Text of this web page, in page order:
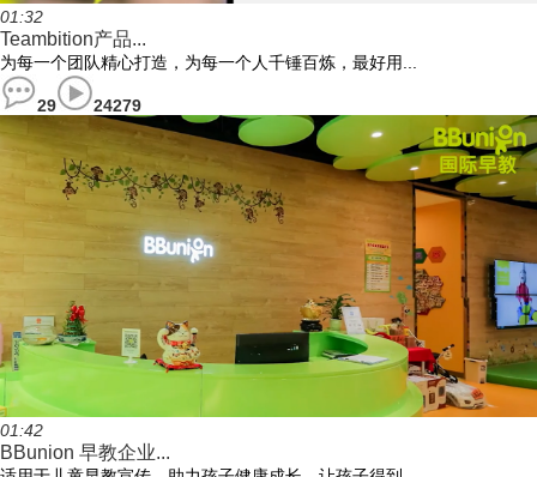
01:32
Teambition产品...
为每一个团队精心打造，为每一个人千锤百炼，最好用...
29 24279
01:42
BBunion 早教企业...